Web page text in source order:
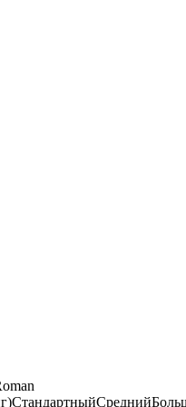
СтандартныйСредний